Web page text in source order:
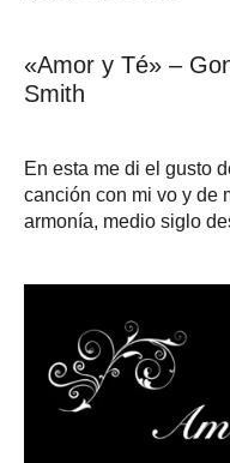
«Amor y Té» –
Smith
En esta me di el gusto
canción con mi vo y de
armonía, medio siglo